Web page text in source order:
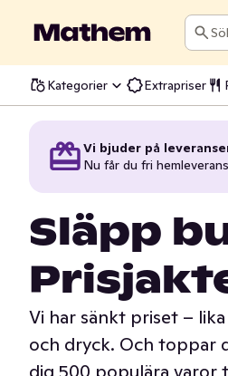
Sök
Kategorier Extrapriser
Vi bjuder på
Nu får du fri
Släpp
Vi har sänkt priset –
och dryck. Och toppar